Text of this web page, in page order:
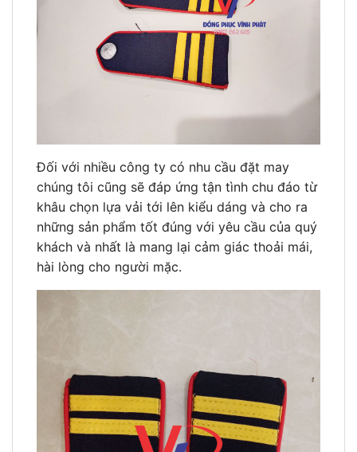
Đối với nhiều công ty có nhu cầu đặt may
chúng tôi cũng sẽ đáp ứng tận tình chu đáo từ
khâu chọn lựa vải tới lên kiểu dáng và cho ra
những sản phẩm tốt đúng với yêu cầu của quý
khách và nhất là mang lại cảm giác thoải mái,
hài lòng cho người mặc.